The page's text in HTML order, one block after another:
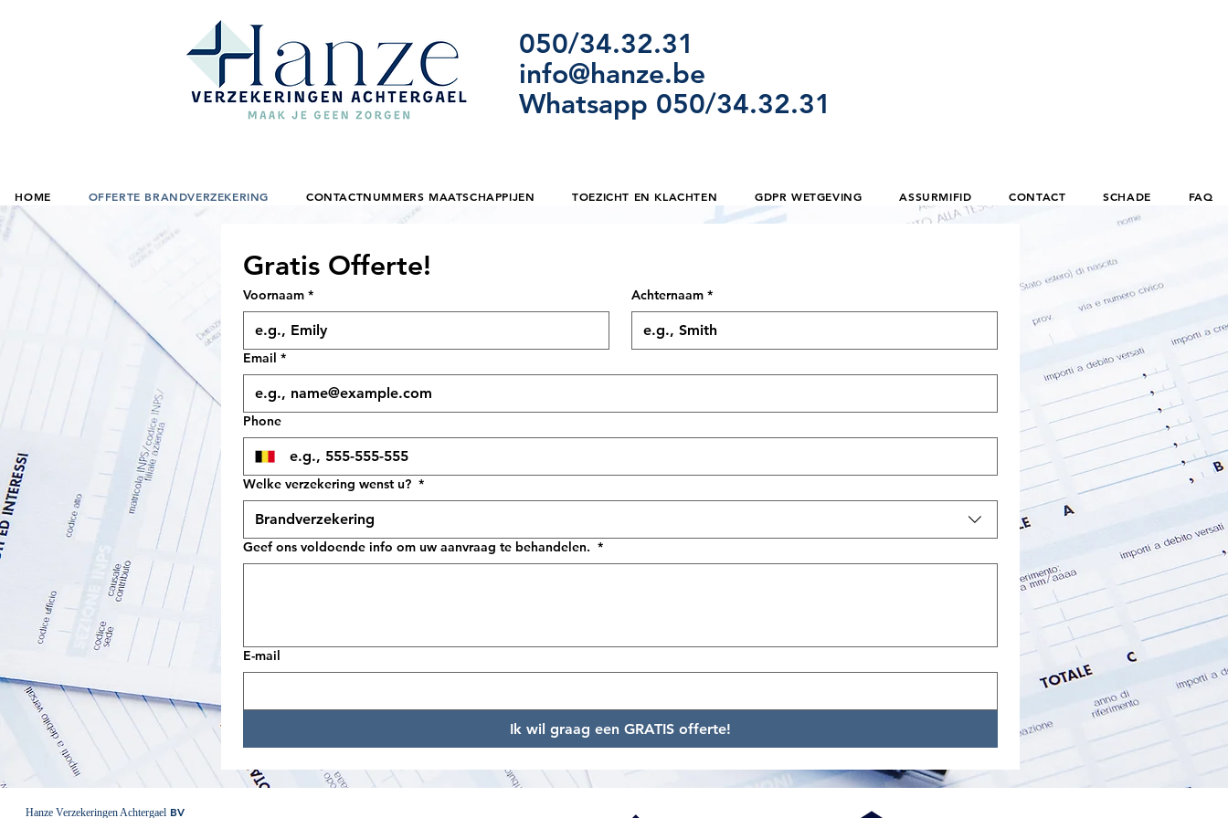
050/34.32.31
info@hanze.be
Whatsapp 050/34.32.31
HOME OFFERTE BRANDVERZEKERING CONTACTNUMMERS MAATSCHAPPIJEN TOEZICHT EN KLACHTEN GDPR WETGEVING ASSURMIFID CONTACT SCHADE FAQ
Gratis Offerte!
Voornaam * Achternaam *
Email *
Phone
Welke verzekering wenst u? *
Brandverzekering
Geef ons voldoende info om uw aanvraag te behandelen. *
E-mail
Ik wil graag een GRATIS offerte!
Hanze Verzekeringen Achtergael ​ BV